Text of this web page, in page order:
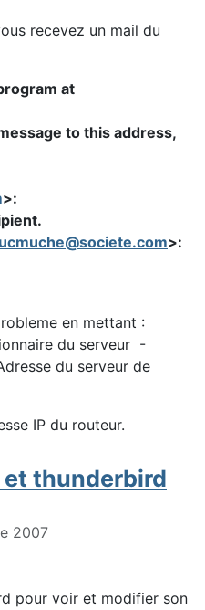
recevez un mail du
at
to this address,
>:
>:
en mettant :
du serveur -
du serveur de
IP du routeur.
et thunderbird
2007
pour voir et modifier son